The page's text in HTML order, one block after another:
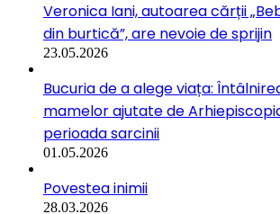
Veronica Iani, autoarea cărții
din burtică”, are nevoie de sprijin
23.05.2026
Bucuria de a alege viața:
mamelor ajutate de
perioada sarcinii
01.05.2026
Povestea inimii
28.03.2026